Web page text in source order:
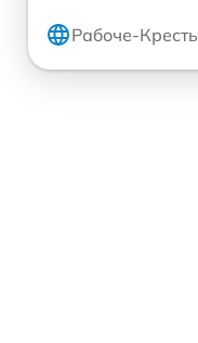
Рабоче-